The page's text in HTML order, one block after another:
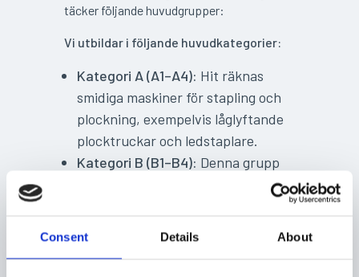
Consent Details About
täcker följande huvudgrupper:
Vi utbildar i följande huvudkategorier:
Kategori A (A1–A4): Hit räknas
smidiga maskiner för stapling och
plockning, exempelvis låglyftande
plocktruckar och ledstaplare.
Kategori B (B1–B4): Denna grupp